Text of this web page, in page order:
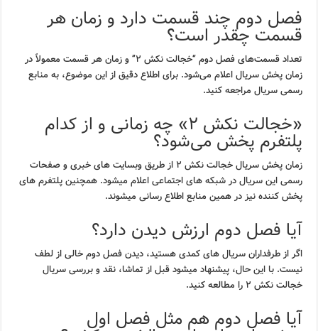
فصل دوم چند قسمت دارد و زمان هر
قسمت چقدر است؟
تعداد قسمت‌های فصل دوم “خجالت نکش ۲” و زمان هر قسمت معمولاً در
زمان پخش سریال اعلام می‌شود. برای اطلاع دقیق از این موضوع، به منابع
رسمی سریال مراجعه کنید.
«خجالت نکش ۲» چه زمانی و از کدام
پلتفرم پخش می‌شود؟
زمان پخش سریال خجالت نکش ۲ از طریق وبسایت های خبری و صفحات
رسمی این سریال در شبکه های اجتماعی اعلام میشود. همچنین پلتفرم های
پخش کننده نیز در همین منابع اطلاع رسانی میشوند.
آیا فصل دوم ارزش دیدن دارد؟
اگر از طرفداران سریال های کمدی هستید، دیدن فصل دوم خالی از لطف
نیست. با این حال، پیشنهاد میشود قبل از تماشا، نقد و بررسی سریال
خجالت نکش ۲ را مطالعه کنید.
آیا فصل دوم هم مثل فصل اول